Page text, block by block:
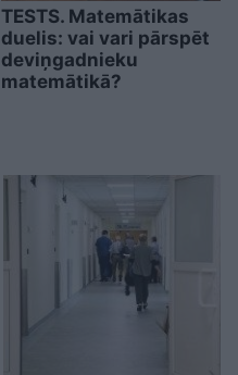
TESTS. Matemātikas
duelis: vai vari pārspēt
deviņgadnieku
matemātikā?